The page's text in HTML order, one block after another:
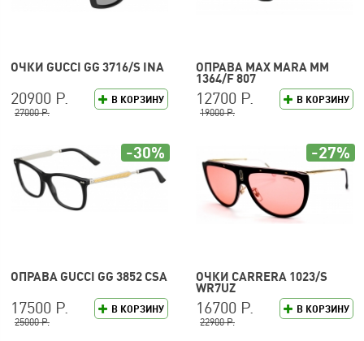
ОЧКИ GUCCI GG 3716/S INA
В КОРЗИНУ
20900 Р.
27000 Р.
ОПРАВА MAX MARA MM
1364/F 807
В КОРЗИНУ
12700 Р.
19000 Р.
ОПРАВА GUCCI GG 3852 CSA
В КОРЗИНУ
17500 Р.
25000 Р.
-30%
ОЧКИ CARRERA 1023/S
WR7UZ
В КОРЗИНУ
16700 Р.
22900 Р.
-27%